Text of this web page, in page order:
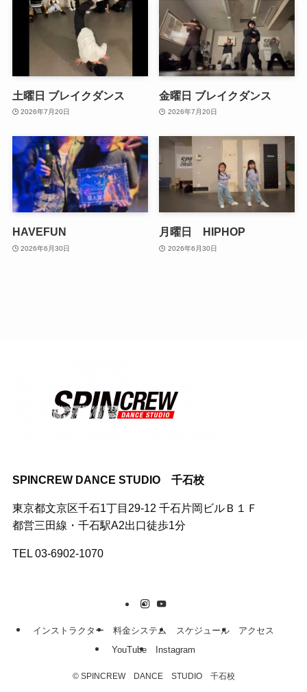
土曜日 ブレイクダンス
2026年7月20日
金曜日 ブレイクダンス
2026年7月20日
HAVEFUN
2026年6月30日
月曜日 HIPHOP
2026年6月30日
SPINCREW DANCE STUDIO 千石校
東京都文京区千石1丁目29-12 千石片岡ビルＢ１Ｆ
都営三田線・千石駅A2出口徒歩1分
TEL 03-6902-1070
インストラクター 料金システム スケジュール
アクセス
YouTube
Instagram
©SPINCREW DANCE STUDIO 千石校